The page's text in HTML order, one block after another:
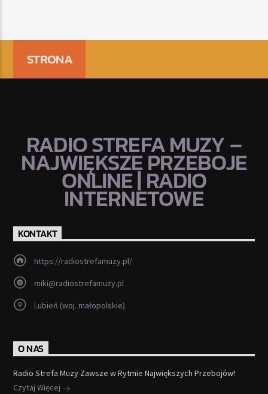
STRONA
RADIO STREFA MUZY –
NAJWIĘKSZE PRZEBOJE
ONLINE | RADIO
INTERNETOWE
KONTAKT
https://radiostrefamuzy.pl/
miki@radiostrefamuzy.pl
Lubień (woj. małopolskie)
O NAS
Radio Strefa Muzy Zawsze w Rytmie Największych Przebojów!
Czytaj Więcej